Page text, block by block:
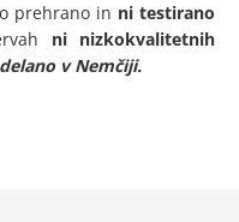
prehrano in ni testirano
ni nizkokvalitetnih
v Nemčiji.